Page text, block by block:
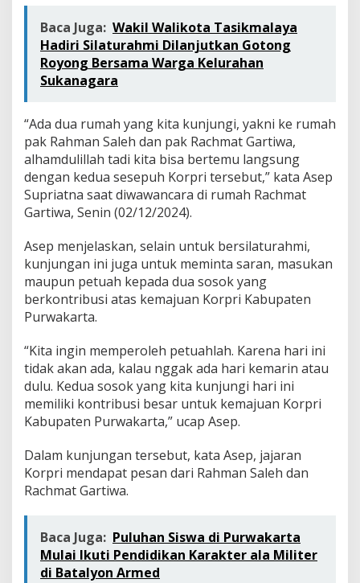
Baca Juga: Wakil Walikota Tasikmalaya
Hadiri Silaturahmi Dilanjutkan Gotong
Royong Bersama Warga Kelurahan
Sukanagara
“Ada dua rumah yang kita kunjungi, yakni ke rumah
pak Rahman Saleh dan pak Rachmat Gartiwa,
alhamdulillah tadi kita bisa bertemu langsung
dengan kedua sesepuh Korpri tersebut,” kata Asep
Supriatna saat diwawancara di rumah Rachmat
Gartiwa, Senin (02/12/2024).
Asep menjelaskan, selain untuk bersilaturahmi,
kunjungan ini juga untuk meminta saran, masukan
maupun petuah kepada dua sosok yang
berkontribusi atas kemajuan Korpri Kabupaten
Purwakarta.
“Kita ingin memperoleh petuahlah. Karena hari ini
tidak akan ada, kalau nggak ada hari kemarin atau
dulu. Kedua sosok yang kita kunjungi hari ini
memiliki kontribusi besar untuk kemajuan Korpri
Kabupaten Purwakarta,” ucap Asep.
Dalam kunjungan tersebut, kata Asep, jajaran
Korpri mendapat pesan dari Rahman Saleh dan
Rachmat Gartiwa.
Baca Juga: Puluhan Siswa di Purwakarta
Mulai Ikuti Pendidikan Karakter ala Militer
di Batalyon Armed